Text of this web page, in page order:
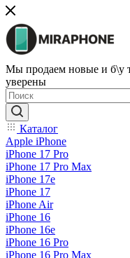
Мы продаем новые и б\у
уверены
Каталог
Apple iPhone
iPhone 17 Pro
iPhone 17 Pro Max
iPhone 17e
iPhone 17
iPhone Air
iPhone 16
iPhone 16e
iPhone 16 Pro
iPhone 16 Pro Max